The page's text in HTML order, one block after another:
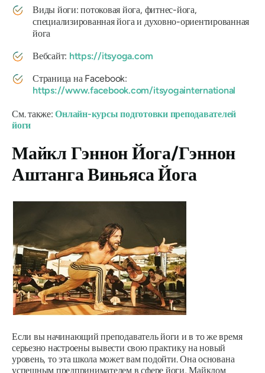
Виды йоги: потоковая йога, фитнес-йога,
специализированная йога и духовно-ориентированная
йога
Вебсайт: https://itsyoga.com
Страница на Facebook:
https://www.facebook.com/itsyogainternational
См. также:Онлайн-курсы подготовки преподавателей
йоги
Майкл Гэннон Йога/Гэннон
Аштанга Виньяса Йога
Если вы начинающий преподаватель йоги и в то же время
серьезно настроены вывести свою практику на новый
уровень, то эта школа может вам подойти. Она основана
успешным предпринимателем в сфере йоги, Майклом